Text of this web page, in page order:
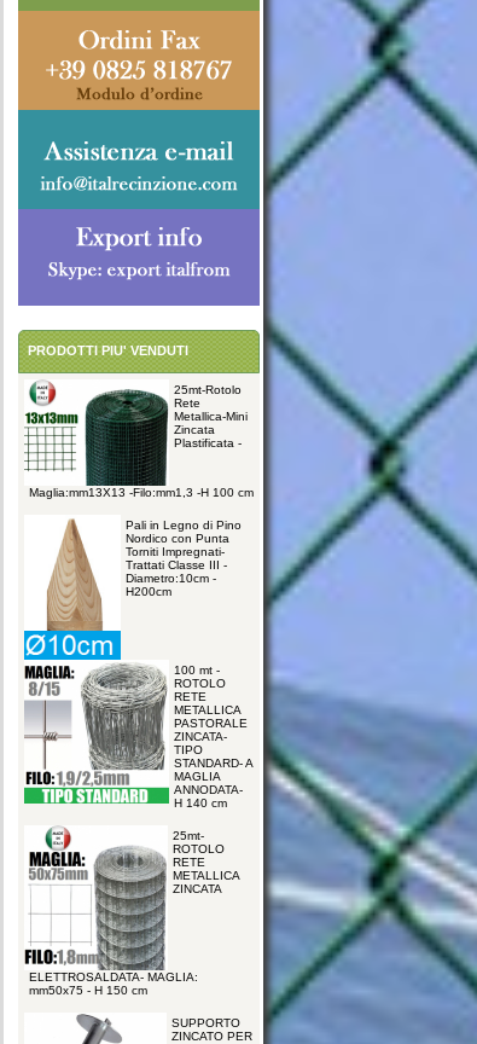
PRODOTTI PIU' VENDUTI
25mt-Rotolo
Rete
Metallica-Mini
Zincata
Plastificata -
Maglia:mm13X13 -Filo:mm1,3 -H 100 cm
Pali in Legno di Pino
Nordico con Punta
Torniti Impregnati-
Trattati Classe III -
Diametro:10cm -
H200cm
100 mt -
ROTOLO
RETE
METALLICA
PASTORALE
ZINCATA-
TIPO
STANDARD- A
MAGLIA
ANNODATA-
H 140 cm
25mt-
ROTOLO
RETE
METALLICA
ZINCATA
ELETTROSALDATA- MAGLIA:
mm50x75 - H 150 cm
SUPPORTO
ZINCATO PER